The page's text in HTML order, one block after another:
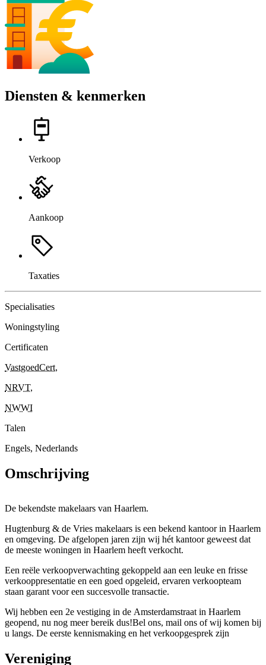
Diensten & kenmerken
Verkoop
Aankoop
Taxaties
Specialisaties
Woningstyling
Certificaten
VastgoedCert,
NRVT,
NWWI
Talen
Engels, Nederlands
Omschrijving
De bekendste makelaars van Haarlem.
Hugtenburg & de Vries makelaars is een bekend kantoor in Haarlem
en omgeving. De afgelopen jaren zijn wij hét kantoor geweest dat
de meeste woningen in Haarlem heeft verkocht.
Een reële verkoopverwachting gekoppeld aan een leuke en frisse
verkooppresentatie en een goed opgeleid, ervaren verkoopteam
staan garant voor een succesvolle transactie.
Wij hebben een 2e vestiging in de Amsterdamstraat in Haarlem
geopend, nu nog meer bereik dus!Bel ons, mail ons of wij komen bij
u langs. De eerste kennismaking en het verkoopgesprek zijn
makelaar.
Vereniging